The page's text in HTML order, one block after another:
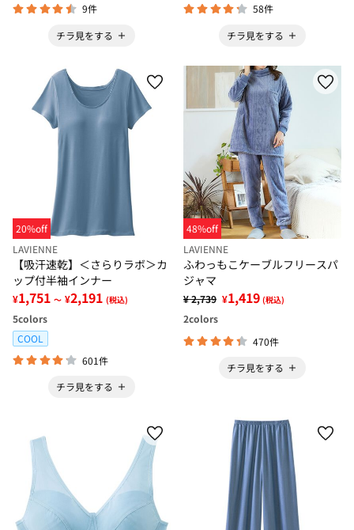
9件
チラ見をする
58件
チラ見をする
20%off
LAVIENNE
【吸汗速乾】＜さらりラボ＞カ
ップ付半袖インナー
¥1,751 ～ ¥2,191 (税込)
5colors
COOL
601件
チラ見をする
48%off
LAVIENNE
ふわっもこケーブルフリースパ
ジャマ
¥ 2,739 ¥1,419 (税込)
2colors
470件
チラ見をする